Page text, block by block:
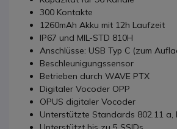
300 Kontakte
1260mAh Akku mit 12h Laufzeit
IP67 und MIL-STD 810H
Anschlüsse: USB Typ C (zum
Beschleunigungssensor
Betrieben durch WAVE PTX
Digitaler Vocoder OPP
OPUS digitaler Vocoder
Unterstützte Standards 802.11 a,